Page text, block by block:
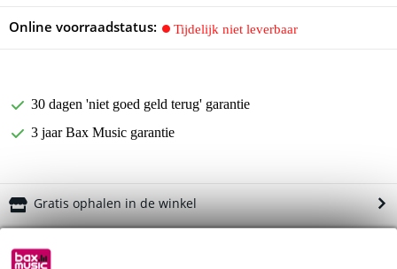
Online voorraadstatus: Tijdelijk niet leverbaar
30 dagen 'niet goed geld terug' garantie
3 jaar Bax Music garantie
Gratis ophalen in de winkel
Productinformatie